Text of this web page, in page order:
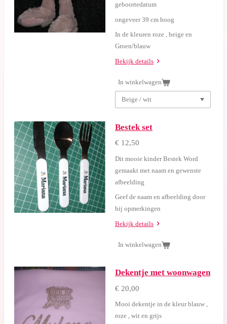
geboortedatum
ongeveer 39 cm hoog
In de kleuren roze , beige en
Groen/blauw
Bekijk details
In winkelwagen
Bestek set
€ 12,50
Dit mooie kinder Bestek Word
gemaakt met naam en gewenste
afbeelding
Geef de naam en afbeelding door
bij opmerkingen
Bekijk details
In winkelwagen
Dekentje met woonwagen
€ 20,00
Mooi dekentje in de kleur blauw ,
roze , wit en grijs